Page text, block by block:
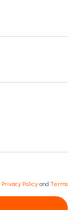
Privacy Policy and Terms